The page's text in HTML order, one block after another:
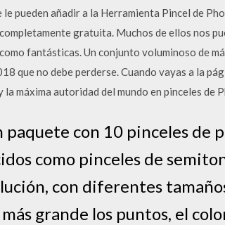
pueden añadir a la Herramienta Pincel de
gratuita. Muchos de ellos nos
fantásticas. Un conjunto voluminoso de
que no debe perderse. Cuando vayas a la
máxima autoridad del mundo en pinceles de
paquete con 10 pinceles de
como pinceles de
con diferentes
grande los puntos, el